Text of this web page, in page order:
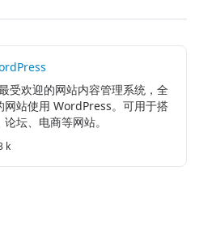
受欢迎的网站内容管理系统，全
网站使用 WordPress。可用于搭
坛、电商等网站。
k